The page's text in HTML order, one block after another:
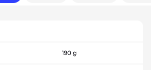
190 g